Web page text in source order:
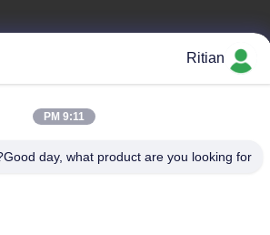
آدرس شرکت
شماره 65 جاده سون نیان ، منطقه Longgang ، شنژن ، چین 518117
Ritian
9:11 PM
Good day, what product are you looking for?